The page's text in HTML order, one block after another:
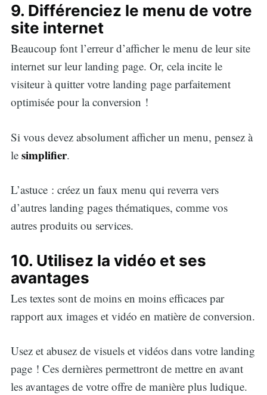
9. Différenciez le menu de votre
site internet
Beaucoup font l’erreur d’afficher le menu de leur site
internet sur leur landing page. Or, cela incite le
visiteur à quitter votre landing page parfaitement
optimisée pour la conversion !
Si vous devez absolument afficher un menu, pensez à
le simplifier.
L’astuce : créez un faux menu qui reverra vers
d’autres landing pages thématiques, comme vos
autres produits ou services.
10. Utilisez la vidéo et ses
avantages
Les textes sont de moins en moins efficaces par
rapport aux images et vidéo en matière de conversion.
Usez et abusez de visuels et vidéos dans votre landing
page ! Ces dernières permettront de mettre en avant
les avantages de votre offre de manière plus ludique.